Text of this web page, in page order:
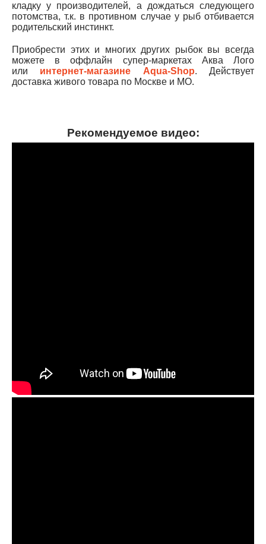
кладку у производителей, а дождаться следующего
потомства, т.к. в противном случае у рыб отбивается
родительский инстинкт.
Приобрести этих и многих других рыбок вы всегда
можете в оффлайн супер-маркетах Аква Лого
или интернет-магазине Aqua-Shop. Действует
доставка живого товара по Москве и МО.
Рекомендуемое видео: